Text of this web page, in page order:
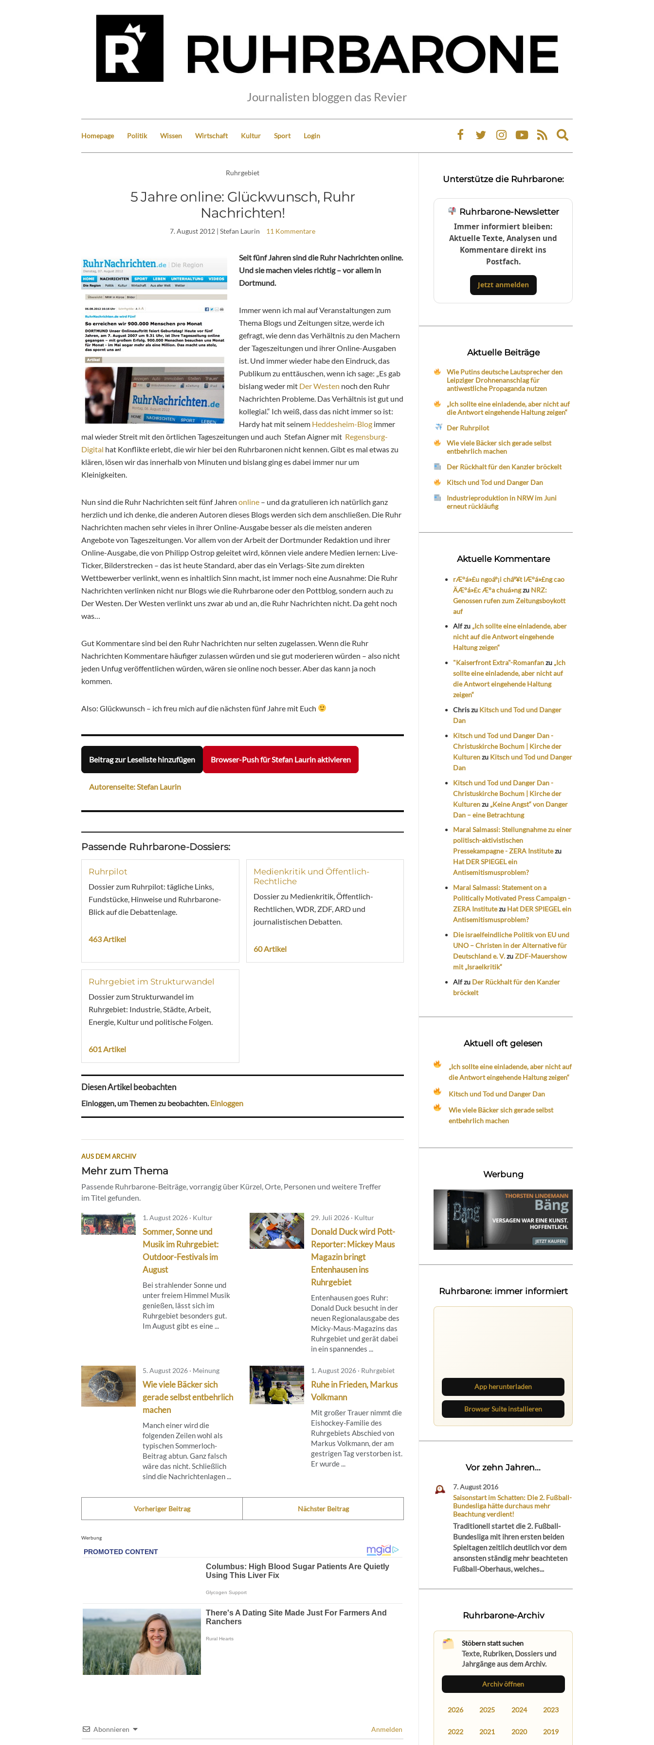
Journalisten bloggen das Revier
Homepage Politik Wissen Wirtschaft Kultur Sport Login
Expand
search
Ruhrgebiet
5 Jahre online: Glückwunsch, Ruhr
Nachrichten!
7. August 2012 | Stefan Laurin 11 Kommentare
Seit fünf Jahren sind die Ruhr Nachrichten online.
Und sie machen vieles richtig – vor allem in
Dortmund.
Immer wenn ich mal auf Veranstaltungen zum
Thema Blogs und Zeitungen sitze, werde ich
gefragt, wie denn das Verhältnis zu den Machern
der Tageszeitungen und ihrer Online-Ausgaben
ist. Und immer wieder habe den Eindruck, das
Publikum zu enttäuschen, wenn ich sage: „Es gab
bislang weder mit Der Westen noch den Ruhr
Nachrichten Probleme. Das Verhältnis ist gut und
kollegial.“ Ich weiß, dass das nicht immer so ist:
Hardy hat mit seinem Heddesheim-Blog immer
mal wieder Streit mit den örtlichen Tageszeitungen und auch Stefan Aigner mit Regensburg-
Digital hat Konflikte erlebt, die wir hier bei den Ruhrbaronen nicht kennen. Gibt es mal etwas zu
klären, lösen wir das innerhalb von Minuten und bislang ging es dabei immer nur um
Kleinigkeiten.
Nun sind die Ruhr Nachrichten seit fünf Jahren online – und da gratulieren ich natürlich ganz
herzlich und ich denke, die anderen Autoren dieses Blogs werden sich dem anschließen. Die Ruhr
Nachrichten machen sehr vieles in ihrer Online-Ausgabe besser als die meisten anderen
Angebote von Tageszeitungen. Vor allem von der Arbeit der Dortmunder Redaktion und ihrer
Online-Ausgabe, die von Philipp Ostrop geleitet wird, können viele andere Medien lernen: Live-
Ticker, Bilderstrecken – das ist heute Standard, aberdas ein Verlags-Site zum direkten
Wettbewerber verlinkt, wenn es inhaltlich Sinn macht, ist immer noch eine Ausnahme: Die Ruhr
Nachrichten verlinken nicht nur Blogs wie die Ruhrbarone oder den Pottblog, sondern auch zu
Der Westen. Der Westen verlinkt uns zwar ab und an, die Ruhr Nachrichten nicht. Da geht noch
was…
Gut Kommentare sind bei den Ruhr Nachrichten nur selten zugelassen. Wenn die Ruhr
Nachrichten Kommentare häufiger zulassen würden und sie gut moderieren würden – also nicht
jeden Unfug veröffentlichen würden, wären sie online noch besser. Aber das kann ja noch
kommen.
Also: Glückwunsch – ich freu mich auf die nächsten fünf Jahre mit Euch
Beitrag zur Leseliste hinzufügen Browser-Push für Stefan Laurin aktivieren
Autorenseite: Stefan Laurin
Passende Ruhrbarone-Dossiers:
Ruhrpilot
Dossier zum Ruhrpilot: tägliche Links,
Fundstücke, Hinweise und Ruhrbarone-
Blick auf die Debattenlage.
463 Artikel
Medienkritik und Öffentlich-
Rechtliche
Dossier zu Medienkritik, Öffentlich-
Rechtlichen, WDR, ZDF, ARD und
journalistischen Debatten.
60 Artikel
Ruhrgebiet im Strukturwandel
Dossier zum Strukturwandel im
Ruhrgebiet: Industrie, Städte, Arbeit,
Energie, Kultur und politische Folgen.
601 Artikel
Diesen Artikel beobachten
Einloggen, um Themen zu beobachten.Einloggen
AUS DEM ARCHIV
Mehr zum Thema
Passende Ruhrbarone-Beiträge, vorrangig über Kürzel, Orte, Personen und weitere Treffer
im Titel gefunden.
1. August 2026 · Kultur
Sommer, Sonne und
Musik im Ruhrgebiet:
Outdoor-Festivals im
August
Bei strahlender Sonne und
unter freiem Himmel Musik
genießen, lässt sich im
Ruhrgebiet besonders gut.
Im August gibt es eine ...
29. Juli 2026 · Kultur
Donald Duck wird Pott-
Reporter: Mickey Maus
Magazin bringt
Entenhausen ins
Ruhrgebiet
Entenhausen goes Ruhr:
Donald Duck besucht in der
neuen Regionalausgabe des
Micky‑Maus‑Magazins das
Ruhrgebiet und gerät dabei
in ein spannendes ...
5. August 2026 · Meinung
Wie viele Bäcker sich
gerade selbst entbehrlich
machen
Manch einer wird die
folgenden Zeilen wohl als
typischen Sommerloch-
Beitrag abtun. Ganz falsch
wäre das nicht. Schließlich
sind die Nachrichtenlagen ...
1. August 2026 · Ruhrgebiet
Ruhe in Frieden, Markus
Volkmann
Mit großer Trauer nimmt die
Eishockey-Familie des
Ruhrgebiets Abschied von
Markus Volkmann, der am
gestrigen Tag verstorben ist.
Er wurde ...
Vorheriger Beitrag Nächster Beitrag
Werbung
Abonnieren Anmelden
Unterstütze die Ruhrbarone:
Ruhrbarone-Newsletter
Immer informiert bleiben:
Aktuelle Texte, Analysen und
Kommentare direkt ins
Postfach.
Jetzt anmelden
Aktuelle Beiträge
Wie Putins deutsche Lautsprecher den
Leipziger Drohnenanschlag für
antiwestliche Propaganda nutzen
„Ich sollte eine einladende, aber nicht auf
die Antwort eingehende Haltung zeigen“
Der Ruhrpilot
Wie viele Bäcker sich gerade selbst
entbehrlich machen
Der Rückhalt für den Kanzler bröckelt
Kitsch und Tod und Danger Dan
Industrieproduktion in NRW im Juni
erneut rückläufig
Aktuelle Kommentare
rÆ°á»£u ngoáº¡i cháº¥t lÆ°á»£ng cao
ÄÆ°á»£c Æ°a chuá»ngzu NRZ:
Genossen rufen zum Zeitungsboykott
auf
Alfzu „Ich sollte eine einladende, aber
nicht auf die Antwort eingehende
Haltung zeigen“
"Kaiserfront Extra"-Romanfanzu „Ich
sollte eine einladende, aber nicht auf
die Antwort eingehende Haltung
zeigen“
Chriszu Kitsch und Tod und Danger
Dan
Kitsch und Tod und Danger Dan -
Christuskirche Bochum | Kirche der
Kulturenzu Kitsch und Tod und Danger
Dan
Kitsch und Tod und Danger Dan -
Christuskirche Bochum | Kirche der
Kulturenzu „Keine Angst“ von Danger
Dan – eine Betrachtung
Maral Salmassi: Stellungnahme zu einer
politisch-aktivistischen
Pressekampagne - ZERA Institutezu
Hat DER SPIEGEL ein
Antisemitismusproblem?
Maral Salmassi: Statement on a
Politically Motivated Press Campaign -
ZERA Institutezu Hat DER SPIEGEL ein
Antisemitismusproblem?
Die israelfeindliche Politik von EU und
UNO – Christen in der Alternative für
Deutschland e. V.zuZDF-Mauershow
mit „Israelkritik“
Alfzu Der Rückhalt für den Kanzler
bröckelt
Aktuell oft gelesen
„Ich sollte eine einladende, aber nicht auf
die Antwort eingehende Haltung zeigen“
Kitsch und Tod und Danger Dan
Wie viele Bäcker sich gerade selbst
entbehrlich machen
Werbung
Ruhrbarone: immer informiert
dich am Desktop auf dem Laufenden.
App herunterladen
Browser Suite installieren
Vor zehn Jahren...
7. August 2016
Saisonstart im Schatten: Die 2. Fußball-
Bundesliga hätte durchaus mehr
Beachtung verdient!
Traditionell startet die 2. Fußball-
Bundesliga mit ihren ersten beiden
Spieltagen zeitlich deutlich vor dem
ansonsten ständig mehr beachteten
Fußball-Oberhaus, welches...
Ruhrbarone-Archiv
Stöbern statt suchen
Texte, Rubriken, Dossiers und
Jahrgänge aus dem Archiv.
Archiv öffnen
2026 2025 2024 2023
2022 2021 2020 2019